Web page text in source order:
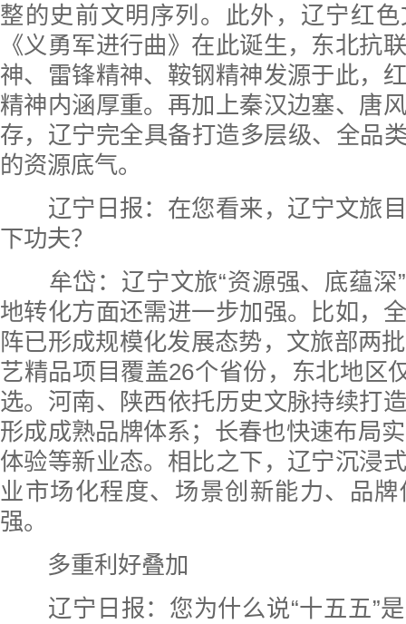
整的史前文明序列。此外，辽宁红
《义勇军进行曲》在此诞生，东北抗
神、雷锋精神、鞍钢精神发源于此，
精神内涵厚重。再加上秦汉边塞、唐
存，辽宁完全具备打造多层级、全品
的资源底气。
辽宁日报： 在您看来，辽宁文旅
下功夫？
牟岱：辽宁文旅“资源强、底蕴深
地转化方面还需进一步加强。比如，
阵已形成规模化发展态势，文旅部两
艺精品项目覆盖26个省份，东北地区
选。河南、陕西依托历史文脉持续打
形成成熟品牌体系；长春也快速布局
体验等新业态。相比之下，辽宁沉浸
业市场化程度、场景创新能力、品
强。
多重利好叠加
辽宁日报： 您为什么说“十五五”